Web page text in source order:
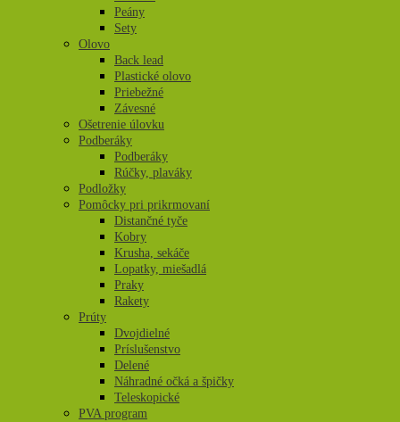
Peány
Sety
Olovo
Back lead
Plastické olovo
Priebežné
Závesné
Ošetrenie úlovku
Podberáky
Podberáky
Rúčky, plaváky
Podložky
Pomôcky pri prikrmovaní
Distančné tyče
Kobry
Krusha, sekáče
Lopatky, miešadlá
Praky
Rakety
Prúty
Dvojdielné
Príslušenstvo
Delené
Náhradné očká a špičky
Teleskopické
PVA program